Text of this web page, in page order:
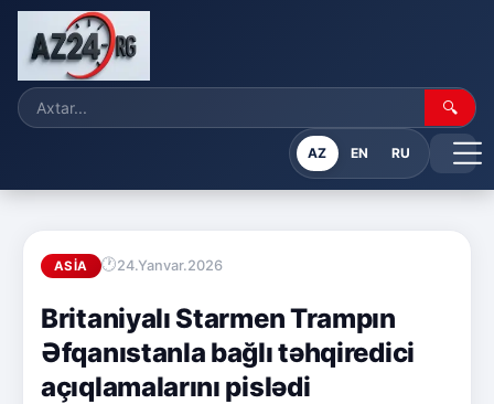
🔍
AZ EN RU
ASIA 24.Yanvar.2026
Britaniyalı Starmen Trampın
Əfqanıstanla bağlı təhqiredici
açıqlamalarını pislədi